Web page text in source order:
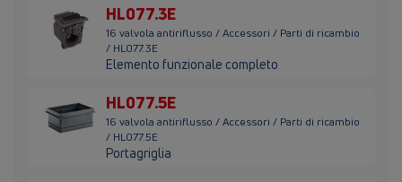
HL077.3E
16 valvola antiriflusso / Accessori / Parti di ricambio
/ HL077.3E
Elemento funzionale completo
HL077.5E
16 valvola antiriflusso / Accessori / Parti di ricambio
/ HL077.5E
Portagriglia